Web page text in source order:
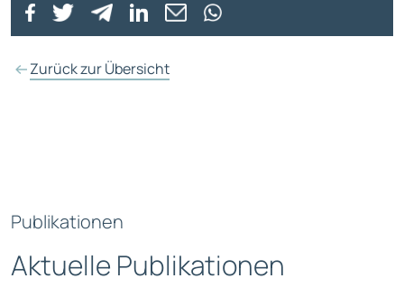
Zurück zur Übersicht
Publikationen
Aktuelle Publikationen